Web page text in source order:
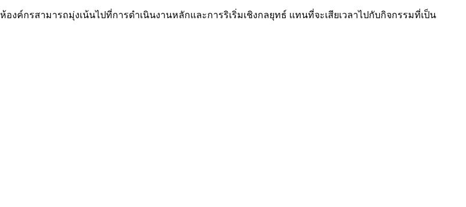
ค์กรสามารถมุ่งเน้นไปที่การดำเนินงานหลักและการริเริ่มเชิงกลยุทธ์ แทนที่จะเสียเวลาไปกับกิจกรรมที่เป็น